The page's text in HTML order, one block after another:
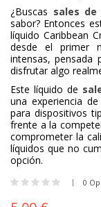
¿Buscas sales
sabor? Entonces
líquido Caribbean
desde el primer
intensas, pensada
disfrutar algo
Este líquido de
una experiencia
para dispositivos
frente a la
comprometer la
líquidos que no
opción.
0